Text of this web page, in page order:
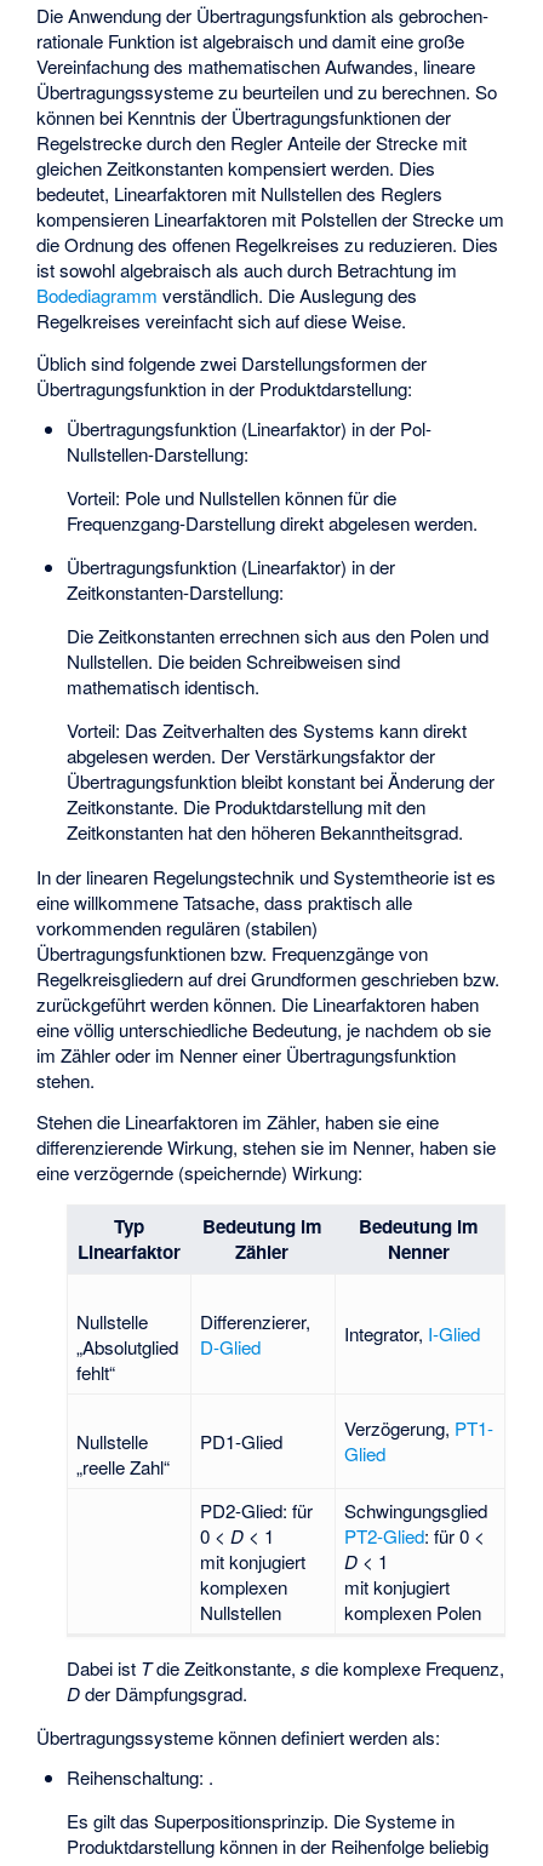
Die Anwendung der Übertragungsfunktion als gebrochen-
rationale Funktion ist algebraisch und damit eine große
Vereinfachung des mathematischen Aufwandes, lineare
Übertragungssysteme zu beurteilen und zu berechnen. So
können bei Kenntnis der Übertragungsfunktionen der
Regelstrecke durch den Regler Anteile der Strecke mit
gleichen Zeitkonstanten kompensiert werden. Dies
bedeutet, Linearfaktoren mit Nullstellen des Reglers
kompensieren Linearfaktoren mit Polstellen der Strecke um
die Ordnung des offenen Regelkreises zu reduzieren. Dies
ist sowohl algebraisch als auch durch Betrachtung im
Bodediagramm verständlich. Die Auslegung des
Regelkreises vereinfacht sich auf diese Weise.
Üblich sind folgende zwei Darstellungsformen der
Übertragungsfunktion in der Produktdarstellung:
Übertragungsfunktion (Linearfaktor) in der Pol-
Nullstellen-Darstellung:
Vorteil: Pole und Nullstellen können für die
Frequenzgang-Darstellung direkt abgelesen werden.
Übertragungsfunktion (Linearfaktor) in der
Zeitkonstanten-Darstellung:
Die Zeitkonstanten errechnen sich aus den Polen und
Nullstellen. Die beiden Schreibweisen sind
mathematisch identisch.
Vorteil: Das Zeitverhalten des Systems kann direkt
abgelesen werden. Der Verstärkungsfaktor der
Übertragungsfunktion bleibt konstant bei Änderung der
Zeitkonstante. Die Produktdarstellung mit den
Zeitkonstanten hat den höheren Bekanntheitsgrad.
In der linearen Regelungstechnik und Systemtheorie ist es
eine willkommene Tatsache, dass praktisch alle
vorkommenden regulären (stabilen)
Übertragungsfunktionen bzw. Frequenzgänge von
Regelkreisgliedern auf drei Grundformen geschrieben bzw.
zurückgeführt werden können. Die Linearfaktoren haben
eine völlig unterschiedliche Bedeutung, je nachdem ob sie
im Zähler oder im Nenner einer Übertragungsfunktion
stehen.
Stehen die Linearfaktoren im Zähler, haben sie eine
differenzierende Wirkung, stehen sie im Nenner, haben sie
eine verzögernde (speichernde) Wirkung:
Typ
Linearfaktor
Bedeutung im
Zähler
Bedeutung im
Nenner
Nullstelle
„Absolutglied
fehlt“
Differenzierer,
D-Glied
Integrator, I-Glied
Nullstelle
„reelle Zahl“
PD1-Glied
Verzögerung, PT1-
Glied
PD2-Glied: für
0 <D < 1
mit konjugiert
komplexen
Nullstellen
Schwingungsglied
PT2-Glied: für 0 <
D < 1
mit konjugiert
komplexen Polen
Dabei ist Tdie Zeitkonstante, s die komplexe Frequenz,
Dder Dämpfungsgrad.
Übertragungssysteme können definiert werden als:
Reihenschaltung: .
Es gilt das Superpositionsprinzip. Die Systeme in
Produktdarstellung können in der Reihenfolge beliebig